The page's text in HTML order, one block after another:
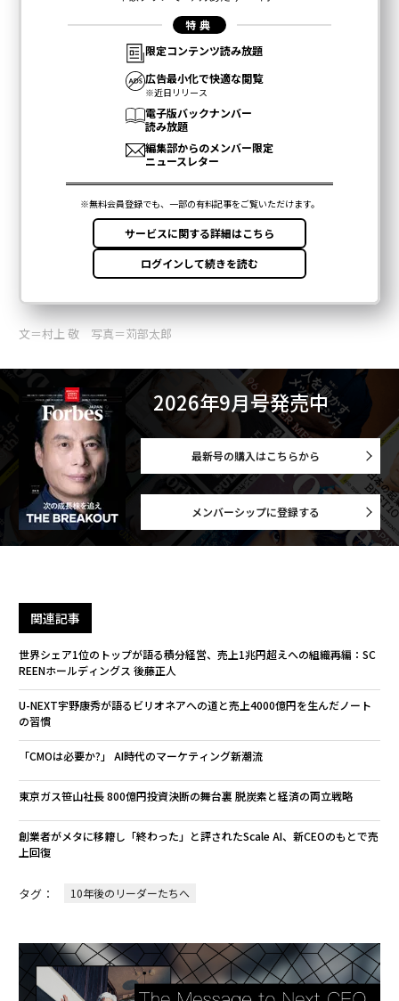
文＝村上 敬 写真＝苅部太郎
2026年9月号発売中
最新号の購入はこちらから
メンバーシップに登録する
関連記事
世界シェア1位のトップが語る積分経営、売上1兆円超えへの組織再編：SC
REENホールディングス 後藤正人
U-NEXT宇野康秀が語るビリオネアへの道と売上4000億円を生んだノート
の習慣
「CMOは必要か?」 AI時代のマーケティング新潮流
東京ガス笹山社長 800億円投資決断の舞台裏 脱炭素と経済の両立戦略
創業者がメタに移籍し「終わった」と評されたScale AI、新CEOのもとで売
上回復
タグ： 10年後のリーダーたちへ